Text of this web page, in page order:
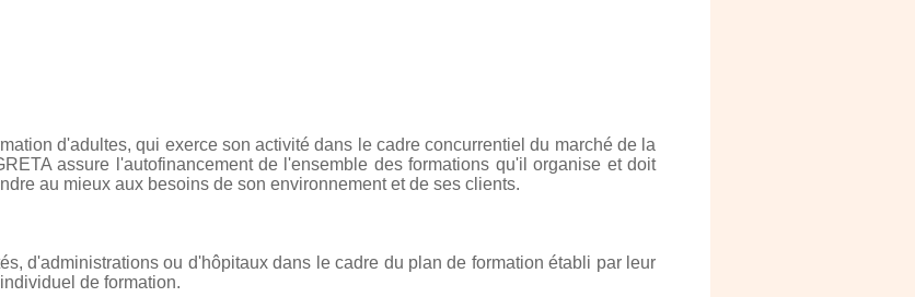
d'adultes, qui exerce son activité dans le cadre concurrentiel du marché de la
assure l'autofinancement de l'ensemble des formations qu'il organise et doit
au mieux aux besoins de son environnement et de ses clients.
d'administrations ou d'hôpitaux dans le cadre du plan de formation établi par leur
de formation.